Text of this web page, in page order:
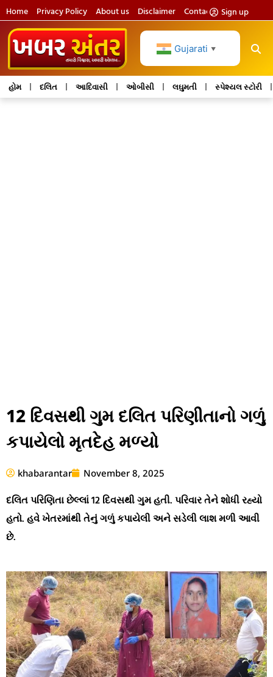
Home Privacy Policy About us Disclaimer Contact usSign up
Gujarati ▼
હોમ દલિત આદિવાસી ઓબીસી લઘુમતી સ્પેશ્યલ સ્ટોરી
12 દિવસથી ગુમ દલિત પરિણીતાનો ગળું
કપાયેલો મૃતદેહ મળ્યો
khabarantar November 8, 2025
દલિત પરિણિતા છેલ્લાં 12 દિવસથી ગુમ હતી. પરિવાર તેને શોધી રહ્યો
હતો. હવે ખેતરમાંથી તેનું ગળું કપાયેલી અને સડેલી લાશ મળી આવી
છે.